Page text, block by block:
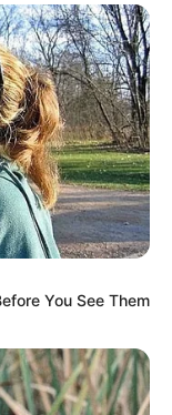
You See Them